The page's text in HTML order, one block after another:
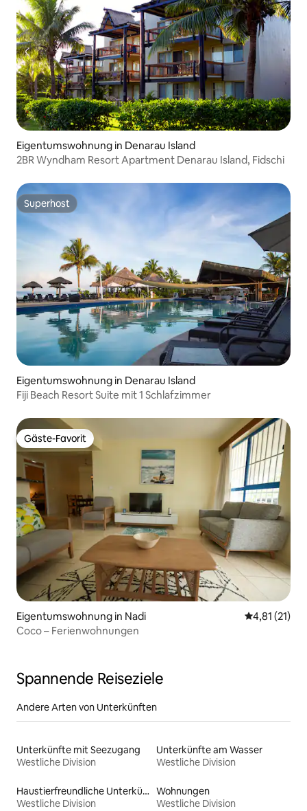
Eigentumswohnung in Denarau Island
2BR Wyndham Resort Apartment Denarau Island, Fidschi
Superhost
Superhost
Eigentumswohnung in Denarau Island
Fiji Beach Resort Suite mit 1 Schlafzimmer
Gäste-Favorit
Gäste-Favorit
Eigentumswohnung in Nadi
4,81 (21)
Coco – Ferienwohnungen
Spannende Reiseziele
Andere Arten von Unterkünften
Unterkünfte mit Seezugang
Westliche Division
Unterkünfte am Wasser
Westliche Division
Haustierfreundliche Unterkünfte
Westliche Division
Wohnungen
Westliche Division